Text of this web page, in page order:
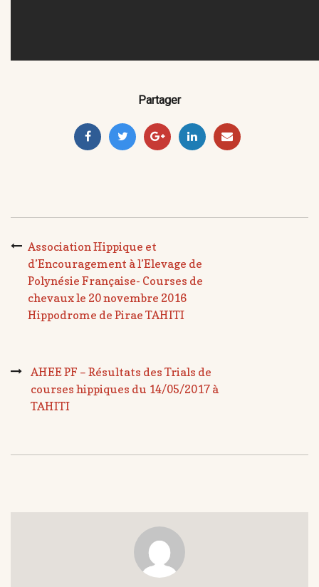
Partager
Association Hippique et
d’Encouragement à l’Elevage de
Polynésie Française- Courses de
chevaux le 20 novembre 2016
Hippodrome de Pirae TAHITI
AHEE PF – Résultats des Trials de
courses hippiques du 14/05/2017 à
TAHITI